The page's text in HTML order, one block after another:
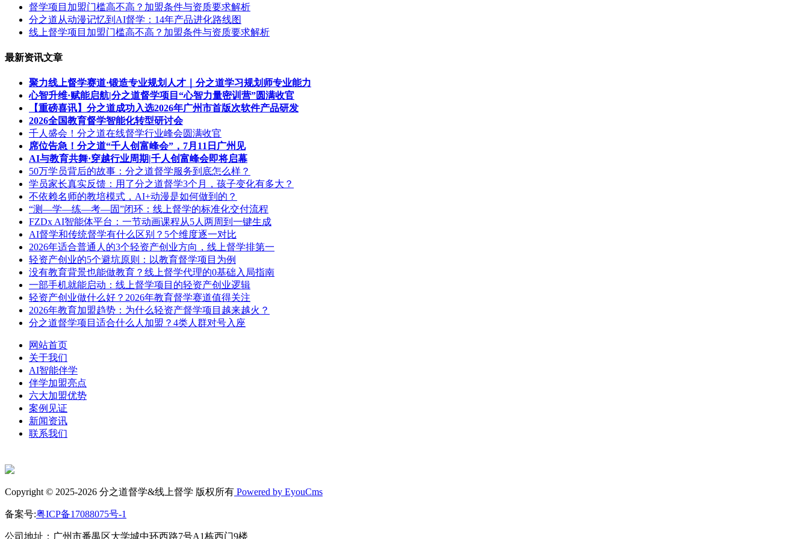
督学项目加盟门槛高不高？加盟条件与资质要求解析
分之道从动漫记忆到AI督学：14年产品进化路线图
线上督学项目加盟门槛高不高？加盟条件与资质要求解析
最新资讯文章
聚力线上督学赛道·锻造专业规划人才｜分之道学习规划师专业能力
心智升维·赋能启航|分之道督学项目“心智力量密训营”圆满收官
【重磅喜讯】分之道成功入选2026年广州市首版次软件产品研发
2026全国教育督学智能化转型研讨会
千人盛会！分之道在线督学行业峰会圆满收官
席位告急！分之道“千人创富峰会”，7月11日广州见
AI与教育共舞·穿越行业周期|千人创富峰会即将启幕
50万学员背后的故事：分之道督学服务到底怎么样？
学员家长真实反馈：用了分之道督学3个月，孩子变化有多大？
不依赖名师的教培模式，AI+动漫是如何做到的？
“测—学—练—考—固”闭环：线上督学的标准化交付流程
FZDx AI智能体平台：一节动画课程从5人两周到一键生成
AI督学和传统督学有什么区别？5个维度逐一对比
2026年适合普通人的3个轻资产创业方向，线上督学排第一
轻资产创业的5个避坑原则：以教育督学项目为例
没有教育背景也能做教育？线上督学代理的0基础入局指南
一部手机就能启动：线上督学项目的轻资产创业逻辑
轻资产创业做什么好？2026年教育督学赛道值得关注
2026年教育加盟趋势：为什么轻资产督学项目越来越火？
分之道督学项目适合什么人加盟？4类人群对号入座
网站首页
关于我们
AI智能伴学
伴学加盟亮点
六大加盟优势
案例见证
新闻资讯
联系我们
Copyright © 2025-2026 分之道督学&线上督学 版权所有 Powered by EyouCms
备案号:粤ICP备17088075号-1
公司地址：广州市番禺区大学城中环西路7号A1栋西门9楼